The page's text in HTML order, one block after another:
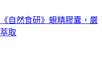
自然食研》蜆精膠囊，嚴
取